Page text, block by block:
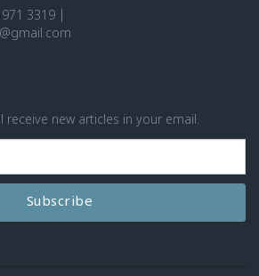
3319 |
receive new articles in your email.
Subscribe